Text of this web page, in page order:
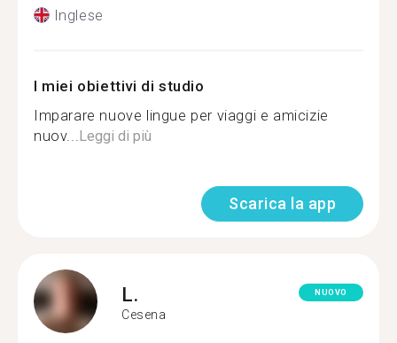
Inglese
I miei obiettivi di studio
Imparare nuove lingue per viaggi e amicizie
nuov... Leggi di più
Scarica la app
L.
Cesena
NUOVO